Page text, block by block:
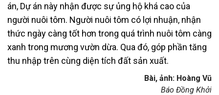
án, Dự án này nhận được sự ủng hộ khá cao của
người nuôi tôm. Người nuôi tôm có lợi nhuận, nhận
thức ngày càng tốt hơn trong quá trình nuôi tôm càng
xanh trong mương vườn dừa. Qua đó, góp phần tăng
thu nhập trên cùng diện tích đất sản xuất.
Bài, ảnh: Hoàng Vũ
Báo Đồng Khởi